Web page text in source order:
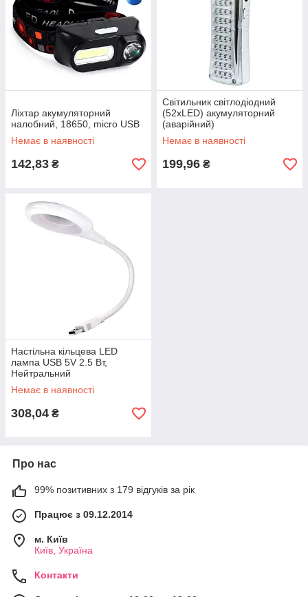
Ліхтар акумуляторний
налобний, 18650, micro USB
Немає в наявності
142,83 ₴
Світильник світлодіодний
(52xLED) акумуляторний
(аварійний)
Немає в наявності
199,96 ₴
Настільна кільцева LED
лампа USB 5V 2.5 Вт,
Нейтральний
Немає в наявності
308,04 ₴
Про нас
99% позитивних з 179 відгуків за рік
Працює з 09.12.2014
м. Київ
Київ, Україна
Контакти